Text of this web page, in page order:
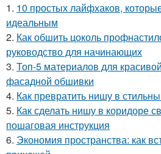
1. 10 простых лайфхаков,
идеальным
2. Как обшить цоколь
руководство для начинающих
3. Топ-5 материалов для
фасадной обшивки
4. Как превратить нишу в
5. Как сделать нишу в коридоре
пошаговая инструкция
6. Экономия пространства: как